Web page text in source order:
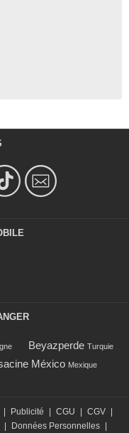
Beyazperde Turquie
México Mexique
Publicité CGU CGV
Données Personnelles